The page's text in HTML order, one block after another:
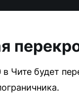
в Чите будет